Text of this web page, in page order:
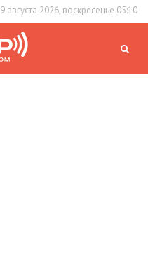
9 августа 2026, воскресенье 05:10